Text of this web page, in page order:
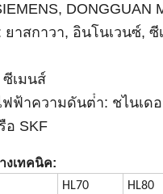
DONGGUAN
ยาสกาวา, อินโนเวนซ์, ซี
เมนส์
ฟฟ้าความดันต่ํา: ชไนเด
อ SKF
งเทคนิค:
HL70 HL80